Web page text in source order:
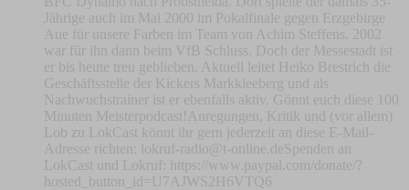
Jährige auch im Mai 2000 im Pokalfinale gegen Erzgebirge
Aue für unsere Farben im Team von Achim Steffens. 2002
war für ihn dann beim VfB Schluss. Doch der Messestadt ist
er bis heute treu geblieben. Aktuell leitet Heiko Brestrich die
Geschäftsstelle der Kickers Markkleeberg und als
Nachwuchstrainer ist er ebenfalls aktiv. Gönnt euch diese 100
Minuten Meisterpodcast!Anregungen, Kritik und (vor allem)
Lob zu LokCast könnt ihr gern jederzeit an diese E-Mail-
Adresse richten:
lokruf-radio@t-online.deSpenden
an
LokCast und Lokruf: https://www.paypal.com/donate/?
hosted_button_id=U7AJWS2H6VTQ6